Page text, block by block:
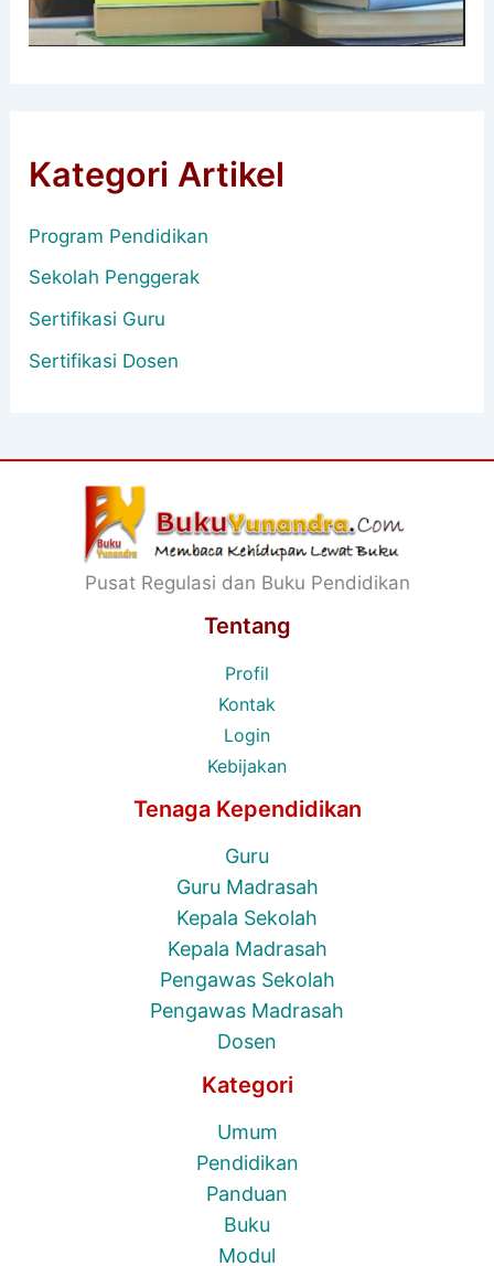
Kategori Artikel
Program Pendidikan
Sekolah Penggerak
Sertifikasi Guru
Sertifikasi Dosen
Pusat Regulasi dan Buku Pendidikan
Tentang
Profil
Kontak
Login
Kebijakan
Tenaga Kependidikan
Guru
Guru Madrasah
Kepala Sekolah
Kepala Madrasah
Pengawas Sekolah
Pengawas Madrasah
Dosen
Kategori
Umum
Pendidikan
Panduan
Buku
Modul